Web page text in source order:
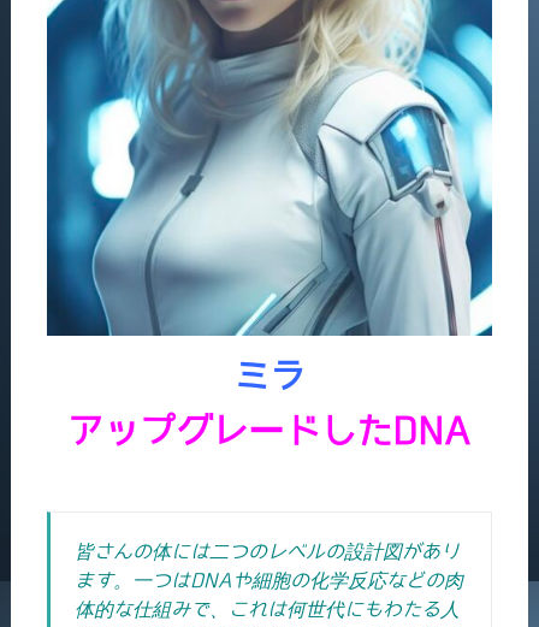
ミラ
アップグレードしたDNA
皆さんの体には二つのレベルの設計図があり
ます。一つはDNAや細胞の化学反応などの肉
体的な仕組みで、これは何世代にもわたる人